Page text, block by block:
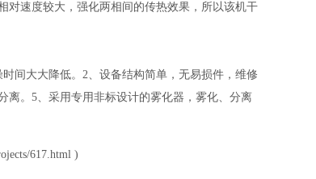
对速度较大，强化两相间的传热效果，所以该机干
间大大降低。2、设备结构简单，无易损件，维修
离。5、采用专用非标设计的雾化器，雾化、分离
617.html )